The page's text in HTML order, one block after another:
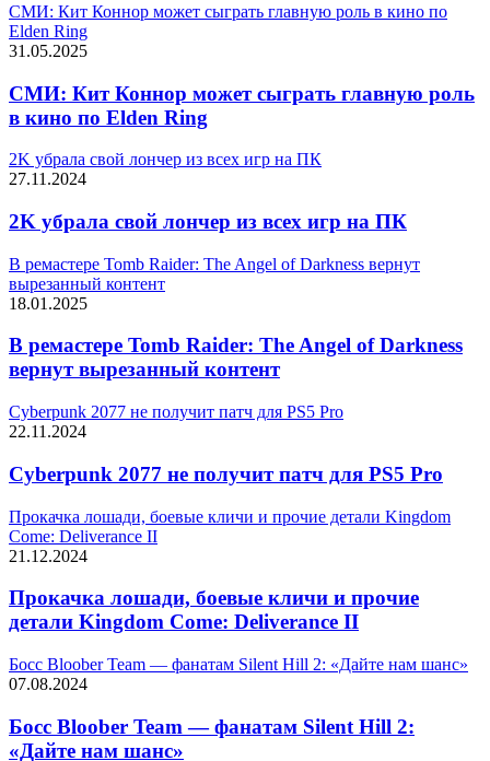
СМИ: Кит Коннор может сыграть главную роль в кино по
Elden Ring
31.05.2025
СМИ: Кит Коннор может сыграть главную роль
в кино по Elden Ring
2K убрала свой лончер из всех игр на ПК
27.11.2024
2K убрала свой лончер из всех игр на ПК
В ремастере Tomb Raider: The Angel of Darkness вернут
вырезанный контент
18.01.2025
В ремастере Tomb Raider: The Angel of Darkness
вернут вырезанный контент
Cyberpunk 2077 не получит патч для PS5 Pro
22.11.2024
Cyberpunk 2077 не получит патч для PS5 Pro
Прокачка лошади, боевые кличи и прочие детали Kingdom
Come: Deliverance II
21.12.2024
Прокачка лошади, боевые кличи и прочие
детали Kingdom Come: Deliverance II
Босс Bloober Team — фанатам Silent Hill 2: «Дайте нам шанс»
07.08.2024
Босс Bloober Team — фанатам Silent Hill 2:
«Дайте нам шанс»